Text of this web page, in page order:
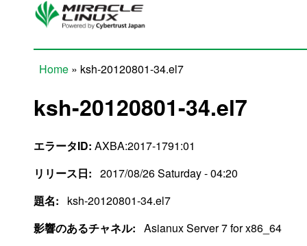
Skip to main content
Home » ksh-20120801-34.el7
ksh-20120801-34.el7
エラータID: AXBA:2017-1791:01
リリース日: 2017/08/26 Saturday - 04:20
題名:
ksh-20120801-34.el7
影響のあるチャネル: Asianux Server 7 for x86_64